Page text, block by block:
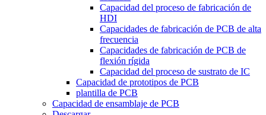
Capacidad del proceso de fabricación de
HDI
Capacidades de fabricación de PCB de alta
frecuencia
Capacidades de fabricación de PCB de
flexión rígida
Capacidad del proceso de sustrato de IC
Capacidad de prototipos de PCB
plantilla de PCB
Capacidad de ensamblaje de PCB